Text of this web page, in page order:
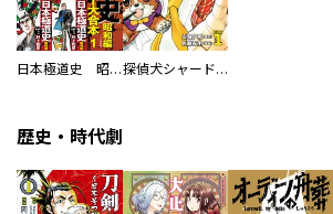
日本極道史 昭和編 スーパー大合本 探偵犬シャードック（新装版）
歴史・時代劇